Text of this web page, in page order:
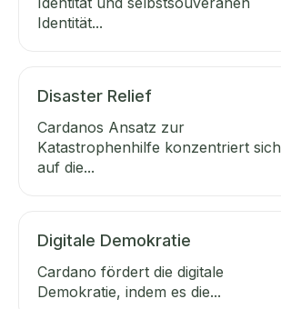
Identität...
Disaster Relief
Cardanos Ansatz zur
Katastrophenhilfe konzentriert sich
auf die...
Digitale Demokratie
Cardano fördert die digitale
Demokratie, indem es die...